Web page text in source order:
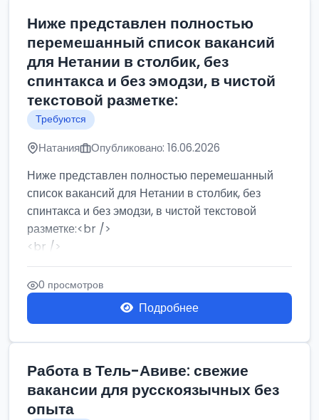
Ниже представлен полностью
перемешанный список вакансий
для Нетании в столбик, без
спинтакса и без эмодзи, в чистой
текстовой разметке:
Требуются
Натания Опубликовано: 16.06.2026
Ниже представлен полностью перемешанный
список вакансий для Нетании в столбик, без
спинтакса и без эмодзи, в чистой текстовой
разметке:<br />
<br />
Работа в Нетании на мебельном производстве:
требу...
0 просмотров
Подробнее
Работа в Тель-Авиве: свежие
вакансии для русскоязычных без
опыта